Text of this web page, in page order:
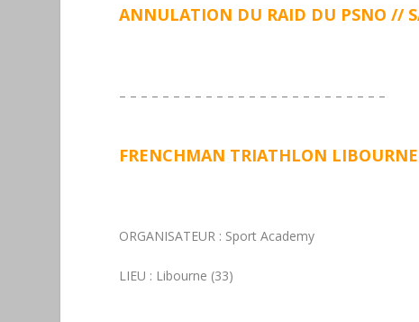
ANNULATION DU RAID DU PSNO //
– – – – – – – – – – – – – – – – – – – – – – – – –
FRENCHMAN TRIATHLON
ORGANISATEUR : Sport Academy
LIEU : Libourne (33)